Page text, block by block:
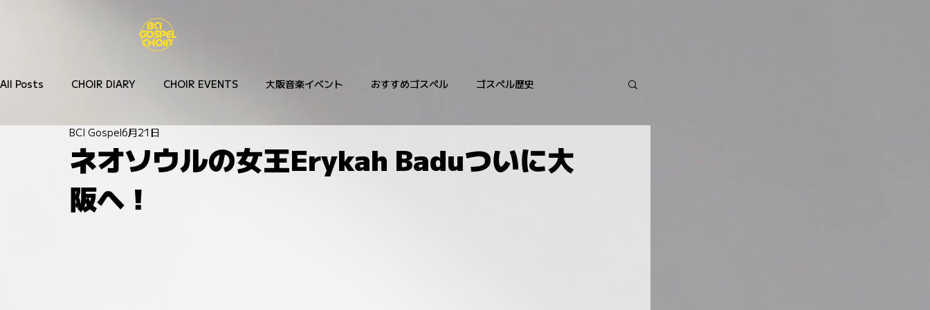
All Posts CHOIR DIARY CHOIR EVENTS 大阪音楽イベント おすすめゴスペル ゴスペル歴史
音楽ジャンル 音楽ジャーナル
ネオソウルの女王Erykah Baduついに大
阪へ！
BCI Gospel6月21日